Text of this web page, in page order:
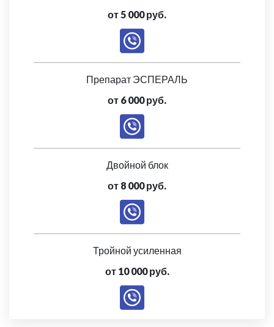
от 5 000 руб.
Препарат ЭСПЕРАЛЬ
от 6 000 руб.
Двойной блок
от 8 000 руб.
Тройной усиленная
от 10 000 руб.